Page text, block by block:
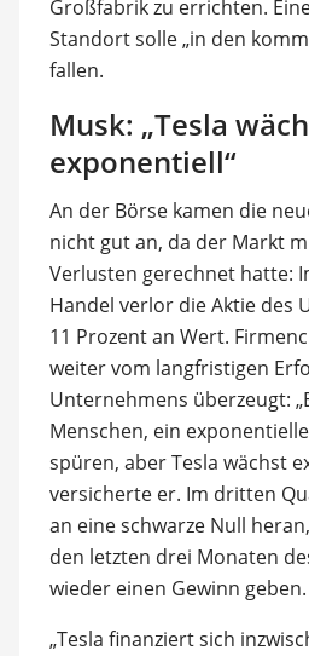
Großfabrik zu errichten.
Standort solle „in den
fallen.
Musk: „Tesla
exponentiell“
An der Börse kamen die
nicht gut an, da der Markt
Verlusten gerechnet hatte:
Handel verlor die Aktie des
11 Prozent an Wert.
weiter vom langfristigen
Unternehmens überzeugt:
Menschen, ein
spüren, aber Tesla wächst
versicherte er. Im dritten
an eine schwarze Null
den letzten drei Monaten
wieder einen Gewinn geben.
„Tesla finanziert sich